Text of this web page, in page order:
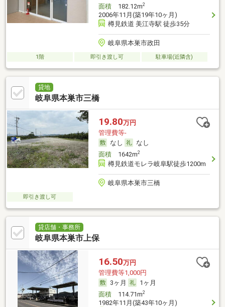
面積182.12m2
2006年11月(築19年10ヶ月)
樽見鉄道 美江寺駅 徒歩35分
岐阜県本巣市政田
1階 即引き渡し可 駐車場(近隣含)
貸地
岐阜県本巣市三橋
19.80万円
管理費等-
なし
なし
面積1642m2
樽見鉄道モレラ岐阜駅徒歩1200m
岐阜県本巣市三橋
即引き渡し可
貸店舗・事務所
岐阜県本巣市上保
16.50万円
管理費等1,000円
3ヶ月
1ヶ月
面積114.71m2
1982年11月(築43年10ヶ月)